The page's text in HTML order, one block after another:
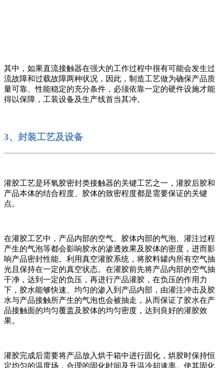
其中，如果直流接触器在强大的工作过程中很有可能会发生过
流故障和过载故障两种状况，因此，制造工艺做为确保产品质
量可靠、性能稳定的充分条件，必须依靠一定的硬件设施才能
得以保障，工装设备及生产线首当其冲。
3、封装工艺及设备
灌胶工艺是环氧胶密封类接触器的关键工艺之一，灌胶后胶和
产品本体的结合程度、胶体的致密程度都是需要保证的关键
点。
在灌胶工艺中，产品内部的空气、胶体内部的气泡、灌注过程
产生的气泡等都会影响胶水的渗透效果及胶体的密度，进而影
响产品密封性能。利用真空灌胶系统，将胶料罐内所有空气抽
光且保持在一定的真空状态。在灌胶前先将产品内部的空气抽
干净，达到一定的负压，再进行产品灌胶，在负压的作用力
下，胶水能够快速、均匀的渗入到产品内部，由灌注冲击及胶
水与产品接触所产生的气泡也会被抽走，从而保证了胶水在产
品接触面的均匀覆盖及胶体的均匀密度，达到良好的灌胶效
果。
灌胶完成后需要将产品放入烘干箱中进行固化，烘胶时保持恒
定均匀的温度场，合理的固化时间及升温冷却速率。使其固化